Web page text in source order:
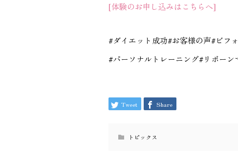
[体験のお申し込みはこちらへ]
#ダイエット成功#お客様の声#ビフ
#パーソナルトレーニング#リボーン
Tweet Share
トピックス